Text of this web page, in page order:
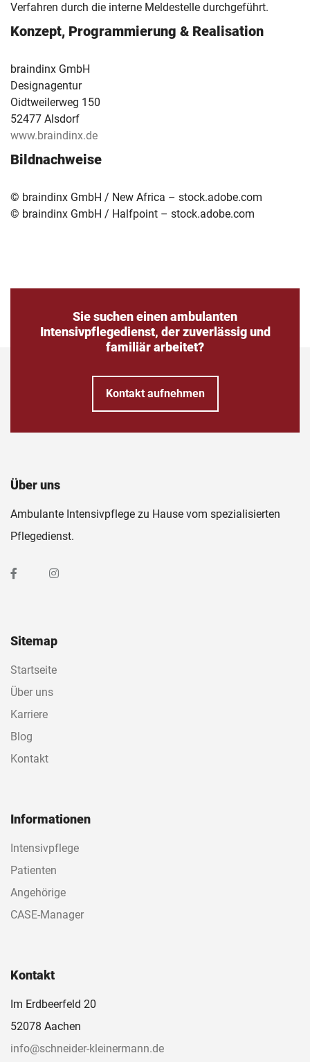
Verfahren durch die interne Meldestelle durchgeführt.
Konzept, Programmierung & Realisation
braindinx GmbH
Designagentur
Oidtweilerweg 150
52477 Alsdorf
www.braindinx.de
Bildnachweise
© braindinx GmbH / New Africa – stock.adobe.com
© braindinx GmbH / Halfpoint – stock.adobe.com
Sie suchen einen ambulanten
Intensivpflegedienst, der zuverlässig und
familiär arbeitet?
Kontakt aufnehmen
Über uns
Ambulante Intensivpflege zu Hause vom spezialisierten
Pflegedienst.
Sitemap
Startseite
Über uns
Karriere
Blog
Kontakt
Informationen
Intensivpflege
Patienten
Angehörige
CASE-Manager
Kontakt
Im Erdbeerfeld 20
52078 Aachen
info@schneider-kleinermann.de